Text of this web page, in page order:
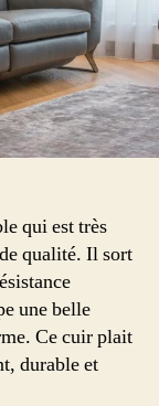
?
qui est très
qualité. Il sort
une belle
Ce cuir plait
durable et